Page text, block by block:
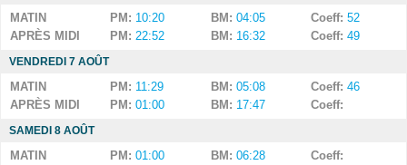
MATIN PM: 10:20 BM: 04:05 Coeff: 52
APRÈS MIDI
PM: 22:52 BM: 16:32 Coeff: 49
VENDREDI 7 AOÛT
MATIN PM: 11:29 BM: 05:08 Coeff: 46
APRÈS MIDI
PM: 01:00 BM: 17:47 Coeff:
SAMEDI 8 AOÛT
MATIN PM: 01:00 BM: 06:28
Coeff: